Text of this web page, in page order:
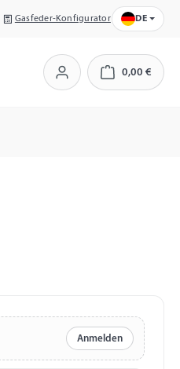
Gasfeder-Konfigurator DE
0,00 €
Anmelden